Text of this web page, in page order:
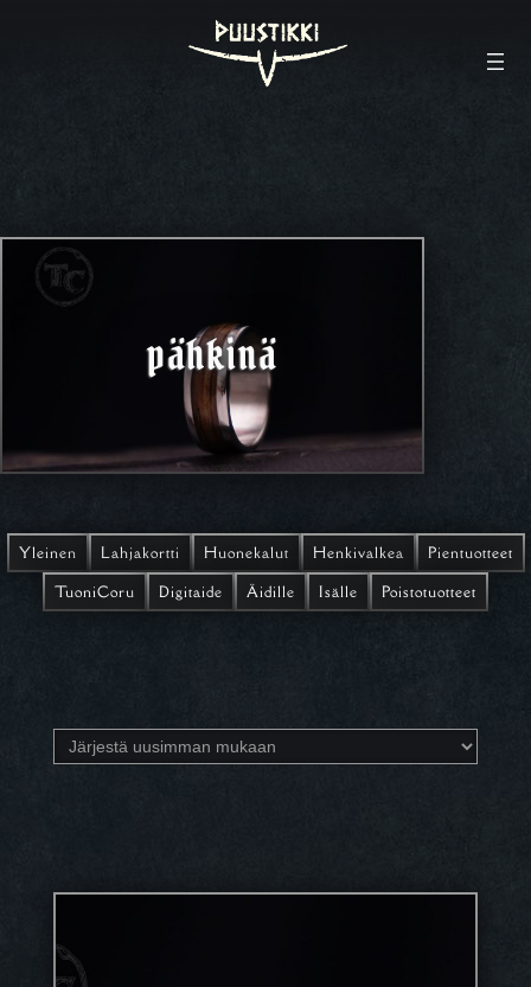
pähkinä
Yleinen Lahjakortti Huonekalut Henkivalkea
Pientuotteet
TuoniCoru
Digitaide Äidille Isälle Poistotuotteet